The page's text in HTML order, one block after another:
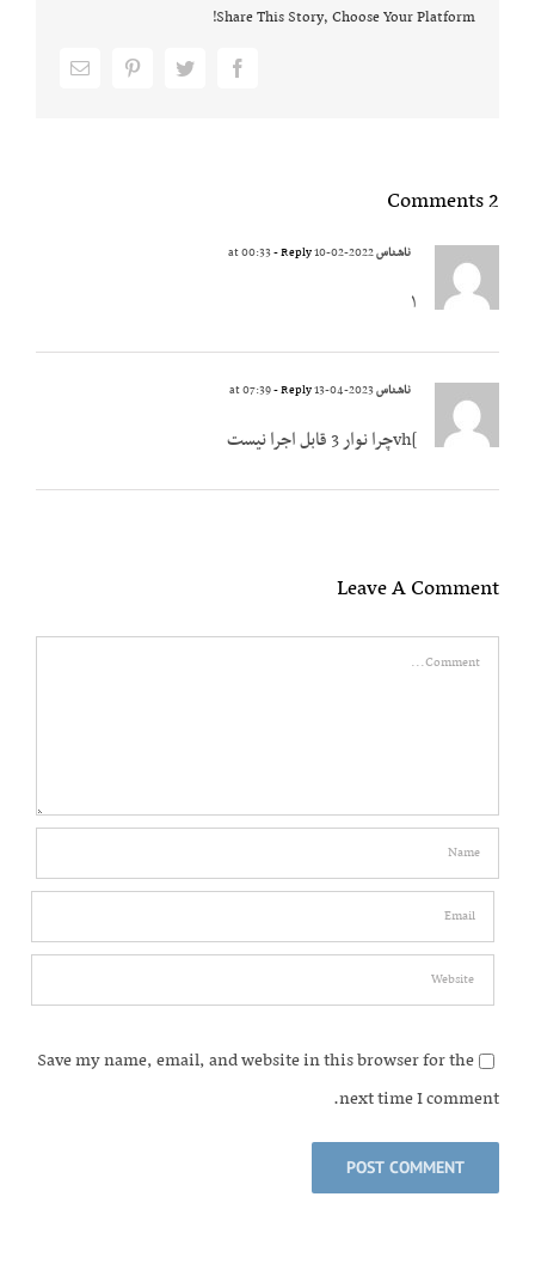
Share This Story, Choose Your Platform!
facebook
twitter
pinterest
Email
2 Comments
ناشناس - Reply
۱
ناشناس - Reply
]vhچرا نوار 3 قابل اجرا نیست
Leave A Comment
Comment
Save my name, email, and website in this browser for the
next time I comment.